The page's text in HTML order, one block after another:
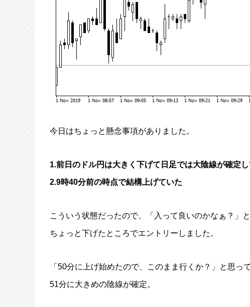
今日はちょっと懸念事項がありました。
1.前日のドル円は大きく下げて日足では大陰線が確定
2.9時40分前の時点で結構上げていた
こういう状態だったので、「入って良いのかなぁ？」と
ちょっと下げたところでエントリーしました。
「50分に上げ始めたので、このまま行くか？」と思っ
51分に大きめの陰線が確定。